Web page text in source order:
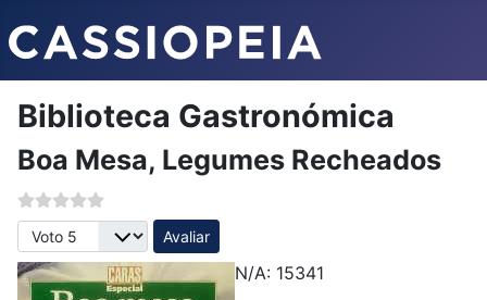
Biblioteca Gastronómica
Boa Mesa, Legumes Recheados
Avalie, por favor
N/A: 15341